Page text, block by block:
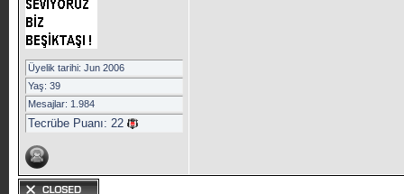
Üyelik tarihi: Jun 2006
Yaş: 39
Mesajlar: 1.984
Tecrübe Puanı: 22